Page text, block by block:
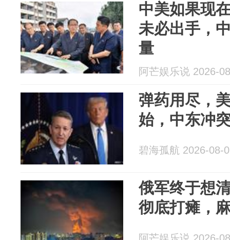
中美如果现
未必出手，
量
阿芒娱乐说 2026-
弹药用尽，
始，中东冲
碧海孤航 2026-08-
俄军终于想
彻底打瘫，